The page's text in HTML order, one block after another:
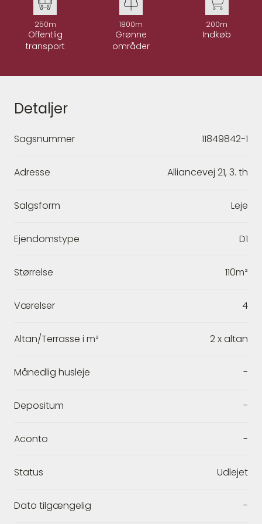
250m
Offentlig
transport
1800m
Grønne
områder
200m
Indkøb
Detaljer
Sagsnummer 11849842-1
Adresse Alliancevej 21, 3. th
Salgsform Leje
Ejendomstype D1
Størrelse 110m²
Værelser 4
Altan/Terrasse i m² 2 x altan
Månedlig husleje -
Depositum -
Aconto -
Status Udlejet
Dato tilgængelig -